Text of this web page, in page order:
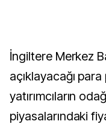
İngiltere Merkez
açıklayacağı
yatırımcıların
piyasalarındaki